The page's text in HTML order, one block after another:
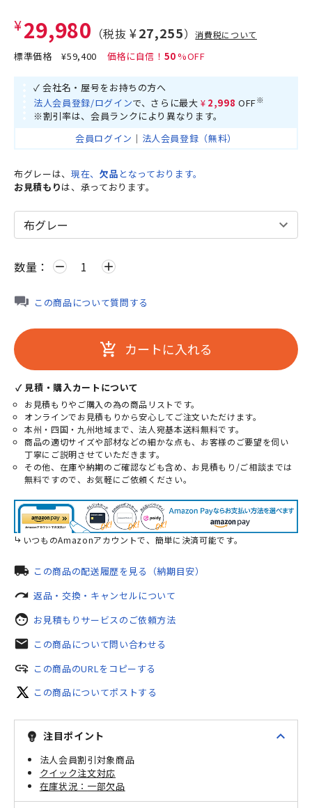
¥29,980 （税抜 ¥27,255）消費税について
標準価格¥59,400 50
✓ 会社名・屋号をお持ちの方へ
法人会員登録/ログインで、さらに最大 ¥2,998 OFF※
※割引率は、会員ランクにより異なります。
会員ログイン ｜ 法人会員登録（無料）
布グレーは、 現在、 欠品 となっております。
お見積もりは、承っております。
数量： remove add
この商品について質問する
add_shopping_cart カートに入れる
✓ 見積・購入カートについて
お見積もりやご購入の為の商品リストです。
オンラインでお見積もりから安心してご注文いただけます。
本州・四国・九州地域まで、法人宛基本送料無料です。
商品の適切サイズや部材などの細かな点も、お客様のご要望を伺い
丁寧にご説明させていただきます。
その他、在庫や納期のご確認なども含め、お見積もり/ご相談までは
無料ですので、お気軽にご依頼ください。
いつものAmazonアカウントで、簡単に決済可能です。
local_shipping この商品の配送履歴を見る（納期目安）
redo 返品・交換・キャンセルについて
face お見積もりサービスのご依頼方法
mail この商品について問い合わせる
add_link この商品のURLをコピーする
この商品についてポストする
emoji_objects 注目ポイント expand_less
法人会員割引対象商品
クイック注文対応
一部欠品